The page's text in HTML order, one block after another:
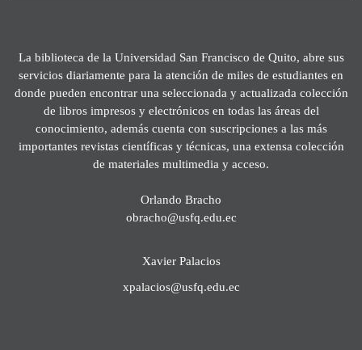
La biblioteca de la Universidad San Francisco de Quito, abre sus
servicios diariamente para la atención de miles de estudiantes en
donde pueden encontrar una seleccionada y actualizada colección
de libros impresos y electrónicos en todas las áreas del
conocimiento, además cuenta con suscripciones a las más
importantes revistas científicas y técnicas, una extensa colección
de materiales multimedia y acceso.
Orlando Bracho
obracho@usfq.edu.ec
Xavier Palacios
xpalacios@usfq.edu.ec